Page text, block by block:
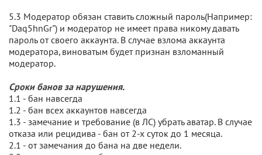
5.3 Модератор обязан ставить сложный пароль(Например:
"Daq5hnGr") и модератор не имеет права никому давать
пароль от своего аккаунта. В случае взлома аккаунта
модератора, виноватым будет признан взломанный
модератор.
Сроки банов за нарушения.
1.1 - бан навсегда
1.2 - бан всех аккаунтов навсегда
1.3 - замечание и требование (в ЛС) убрать аватар. В случае
отказа или рецидива - бан от 2-х суток до 1 месяца.
2.1 - от замечания до бана на две недели.